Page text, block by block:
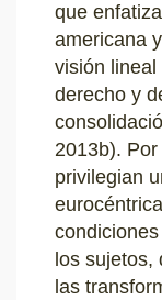
que
americana
visión lineal
derecho y
2013b).
privilegian
los
las